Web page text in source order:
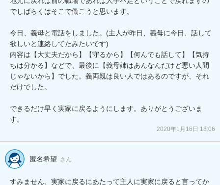
でしばらくはそこで働こうと思います。
今日、義母と電話をしました。(主人が昨日、義母に今日、話して
欲しいと連絡してたみたいです)
内容は【大丈夫だから】【守るから】【何んでも話して】【気持
ちは分かる】などで、最後に【義母姉はあんなんだけど悪い人間
じゃないから】でした。義両親は良い人ではあるのですが、それ
だけでした。
できるだけ早く実家に戻るようにします。ありがとうございま
す。
2020年1月16日 18:06
匿名希望 さん
すみません、実家に戻るにあたって主人に実家に戻ると言ってか